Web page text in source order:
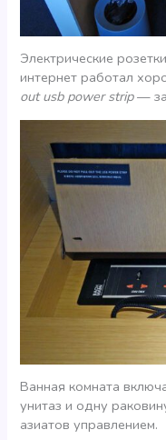
Электрические
интернет работал
out usb power strip—
Ванная комната
унитаз и одну
азиатов управлением.